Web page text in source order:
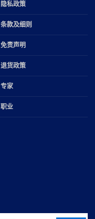
隐私政策
条款及细则
免责声明
退货政策
专家
职业